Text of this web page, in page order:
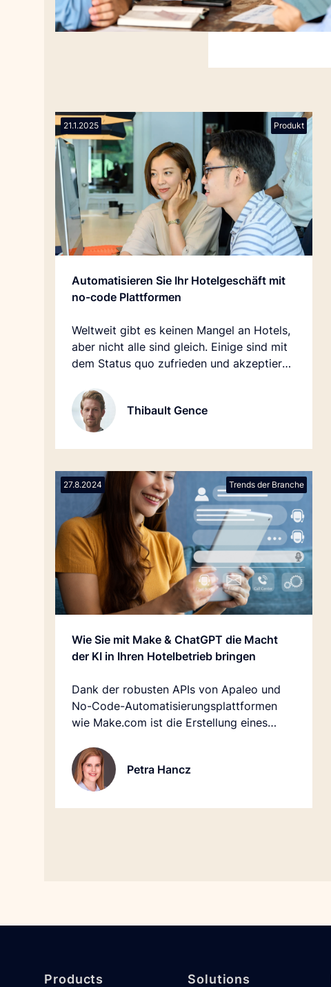
21.1.2025 Produkt
Automatisieren Sie Ihr Hotelgeschäft mit
no-code Plattformen
Weltweit gibt es keinen Mangel an Hotels,
aber nicht alle sind gleich. Einige sind mit
dem Status quo zufrieden und akzeptieren
für Komfort. Aber es gibt auch andere, die
sich für Innovationen begeistern.
Thibault Gence
27.8.2024 Trends der Branche
Wie Sie mit Make & ChatGPT die Macht
der KI in Ihren Hotelbetrieb bringen
Dank der robusten APIs von Apaleo und
No-Code-Automatisierungsplattformen
wie Make.com ist die Erstellung eines
Chatbot-Schnittstelle für Ihr Hotel einfach
und schnell.Petra Hancz
Products Solutions